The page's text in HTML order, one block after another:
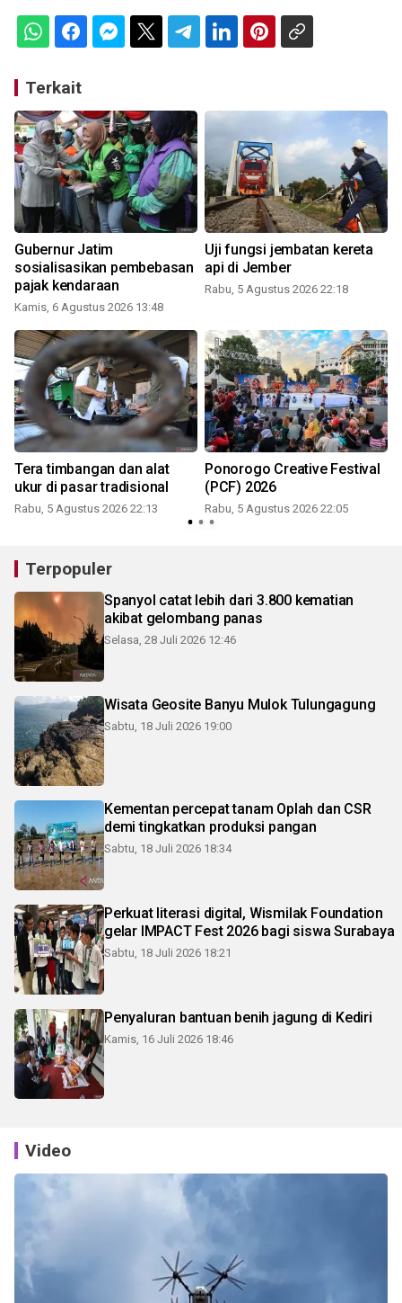
Terkait
Gubernur Jatim
sosialisasikan pembebasan
pajak kendaraan
Kamis, 6 Agustus 2026 13:48
Uji fungsi jembatan kereta
api di Jember
Rabu, 5 Agustus 2026 22:18
Tera timbangan dan alat
ukur di pasar tradisional
Rabu, 5 Agustus 2026 22:13
Ponorogo Creative Festival
(PCF) 2026
Rabu, 5 Agustus 2026 22:05
Terpopuler
Spanyol catat lebih dari 3.800 kematian
akibat gelombang panas
Selasa, 28 Juli 2026 12:46
Wisata Geosite Banyu Mulok Tulungagung
Sabtu, 18 Juli 2026 19:00
Kementan percepat tanam Oplah dan CSR
demi tingkatkan produksi pangan
Sabtu, 18 Juli 2026 18:34
Perkuat literasi digital, Wismilak Foundation
gelar IMPACT Fest 2026 bagi siswa Surabaya
Sabtu, 18 Juli 2026 18:21
Penyaluran bantuan benih jagung di Kediri
Kamis, 16 Juli 2026 18:46
Video